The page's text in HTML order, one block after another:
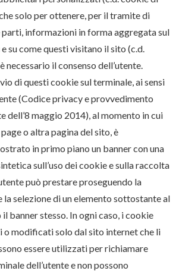
solo per ottenere, per il tramite di
informazioni in forma aggregata sul
su come questi visitano il sito (c.d.
necessario il consenso dell’utente.
di questi cookie sul terminale, ai sensi
(Codice privacy e provvedimento
dell’8 maggio 2014), al momento in cui
o altra pagina del sito, è
in primo piano un banner con una
sull’uso dei cookie e sulla raccolta
può prestare proseguendo la
selezione di un elemento sottostante al
banner stesso. In ogni caso, i cookie
o modificati solo dal sito internet che li
essere utilizzati per richiamare
dell’utente e non possono